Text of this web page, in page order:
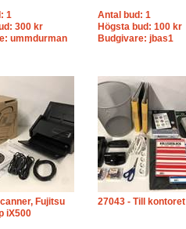
1
300 kr
ummdurman
Antal bud: 1
Högsta bud: 100 kr
Budgivare: jbas1
Fujitsu
iX500
27043 - Till kontoret